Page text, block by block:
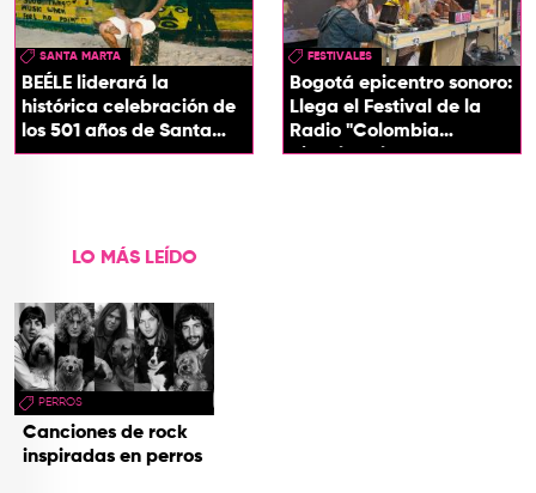
SANTA MARTA
BEÉLE liderará la
histórica celebración de
los 501 años de Santa
Marta
FESTIVALES
Bogotá epicentro sonoro:
Llega el Festival de la
Radio "Colombia
Biocultural" 2026
LO MÁS LEÍDO
PERROS
Canciones de rock
inspiradas en perros